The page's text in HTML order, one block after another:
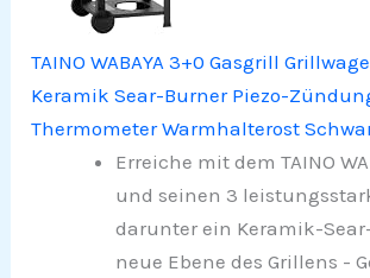
TAINO WABAYA 3+0 Gasgrill
Keramik Sear-Burner Piezo-
Thermometer Warmhalterost
Erreiche mit dem TAINO
und seinen 3
darunter ein Keramik-
neue Ebene des Grillens -